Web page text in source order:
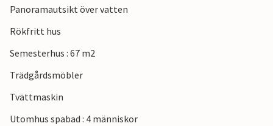
Panoramautsikt över vatten
Rökfritt hus
Semesterhus : 67 m2
Trädgårdsmöbler
Tvättmaskin
Utomhus spabad : 4 människor